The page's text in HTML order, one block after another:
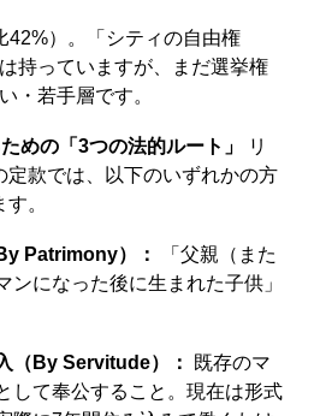
42%）。「シティの自由権
持っていますが、まだ選挙権
・若手層です。
めの「3つの法的ルート」
リ
定款では、以下のいずれかの方
。
Patrimony）：
「父親（また
ンになった後に生まれた子供」
（By Servitude）：
既存のマ
して奉公すること。現在は形式